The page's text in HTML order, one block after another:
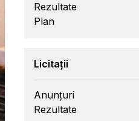
Rezultate
Plan
Licitații
Anunțuri
Rezultate